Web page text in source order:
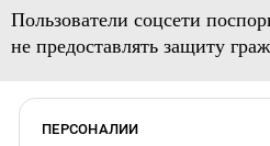
Пользователи соцсети
не предоставлять защиту
ПЕРСОНАЛИИ